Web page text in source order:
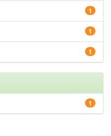
1
1
1
1